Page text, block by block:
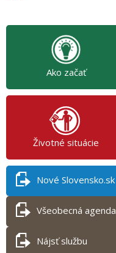
Ako začať
Životné situácie
Nové Slovensko.sk
Všeobecná agenda
Nájsť službu